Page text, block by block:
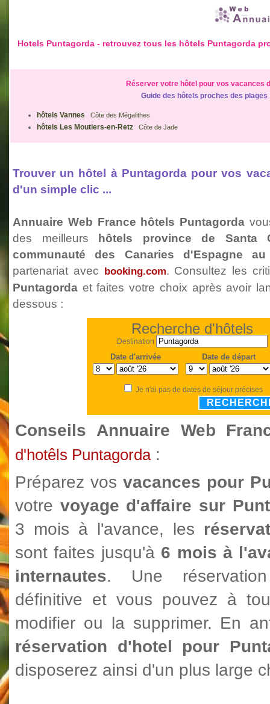
Hotels Puntagorda - retrouvez tous les hôtels Puntagorda
Réserver votre hôtel pour vos vacances
Guide des hôtels proches des plages
hôtels Vannes Côte des Mégalithes
hôtels Les Moutiers-en-Retz Côte de Jade
Trouver un hôtel à Puntagorda pour vos
d'un simple clic ...
Annuaire Web France hôtels Puntagorda
des meilleurs
hôtels province de Santa
communauté des Canaries d'Espagne
partenariat avec booking.com. Consultez les
Puntagorda et faites votre choix après avoir
dessous :
Recherche d'hôtels
Destination
Date d'arrivée Date de départ
Je n'ai pas de dates de séjour précises
Conseils Annuaire Web
d'hotêls Puntagorda:
Préparez vos vacances pour
votre voyage d'affaire sur
3 mois à l'avance, les
sont faites jusqu'à 6 mois à
internautes. Une
définitive et vous pouvez à
modifier ou la supprimer. En
réservation d'hotel pour
disposerez ainsi d'un plus large